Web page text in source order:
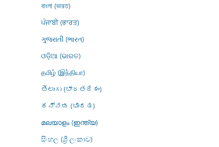
বাংলা (ভারত)
ਪੰਜਾਬੀ (ਭਾਰਤ)
ગુજરાતી (ભારત)
ଓଡ଼ିଆ (ଭାରତ)
தமிழ் (இந்தியா)
తెలుగు (భారతదేశం)
ಕನ್ನಡ (ಭಾರತ)
മലയാളം (ഇന്ത്യ)
සිංහල (ශ්‍රී ලංකාව)